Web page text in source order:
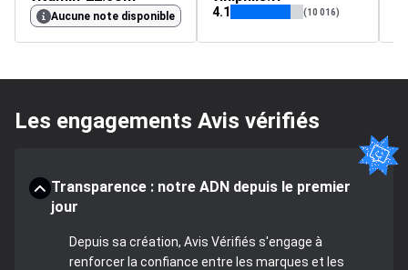
Aucune note disponible 4.1 (10 016)
Les engagements Avis vérifiés
Transparence : notre ADN depuis le premier
jour
Depuis sa création, Avis Vérifiés s'engage à
renforcer la confiance entre les marques et les